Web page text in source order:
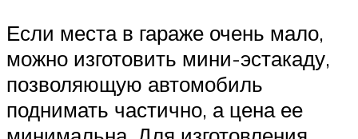
Если места в гараже очень мало,
можно изготовить мини-эстакаду,
позволяющую автомобиль
поднимать частично, а цена ее